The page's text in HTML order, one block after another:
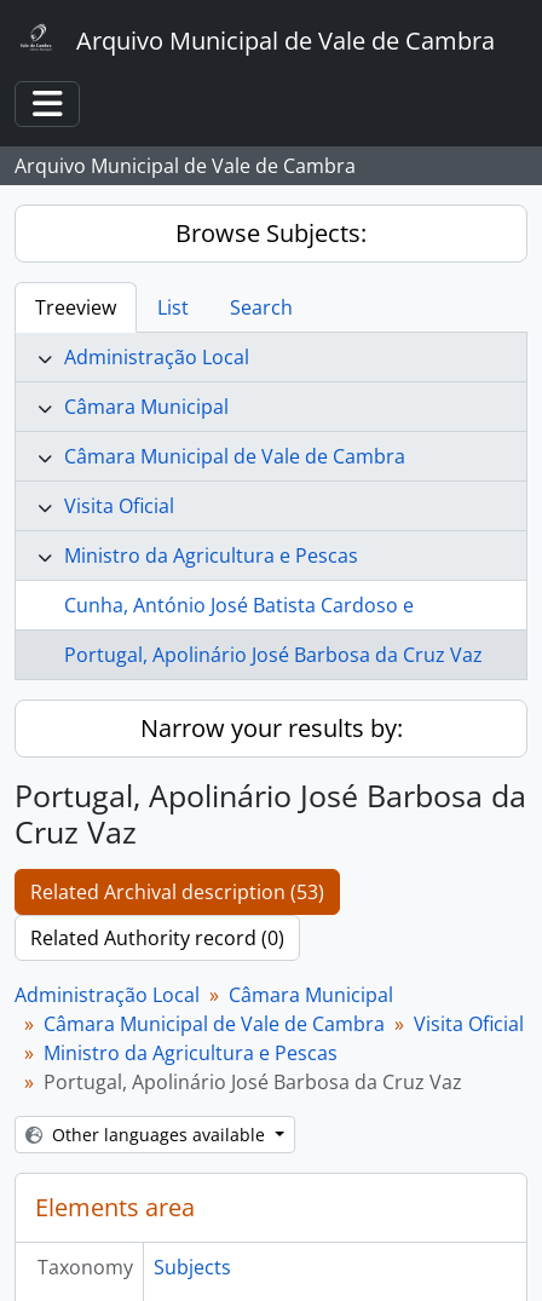
Arquivo Municipal de Vale de Cambra
Toggle navigation
Arquivo Municipal de Vale de Cambra
Browse Subjects:
Treeview List
Search
Administração Local
Câmara Municipal
Câmara Municipal de Vale de Cambra
Visita Oficial
Ministro da Agricultura e Pescas
Cunha, António José Batista Cardoso e
Portugal, Apolinário José Barbosa da Cruz Vaz
Narrow your results by:
Portugal, Apolinário José Barbosa da
Cruz Vaz
Related Archival description (53)
Related Authority record (0)
Administração Local
Câmara Municipal
Câmara Municipal de Vale de Cambra
Visita Oficial
Ministro da Agricultura e Pescas
Portugal, Apolinário José Barbosa da Cruz Vaz
Other languages available
Elements area
Taxonomy
Subjects